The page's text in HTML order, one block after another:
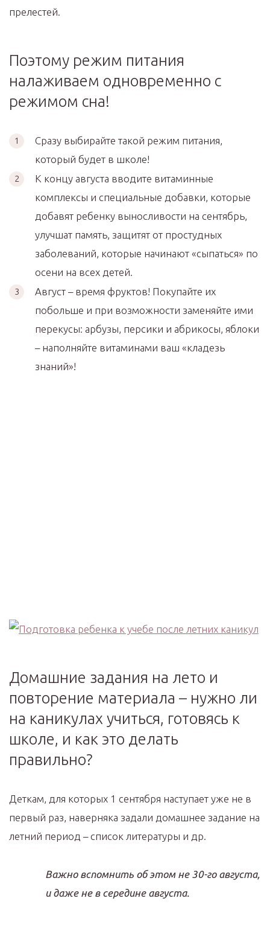
прелестей.
Поэтому режим питания
налаживаем одновременно с
режимом сна!
Сразу выбирайте такой режим питания,
который будет в школе!
К концу августа вводите витаминные
комплексы и специальные добавки, которые
добавят ребенку выносливости на сентябрь,
улучшат память, защитят от простудных
заболеваний, которые начинают «сыпаться» по
осени на всех детей.
Август – время фруктов! Покупайте их
побольше и при возможности заменяйте ими
перекусы: арбузы, персики и абрикосы, яблоки
– наполняйте витаминами ваш «кладезь
знаний»!
Домашние задания на лето и
повторение материала – нужно ли
на каникулах учиться, готовясь к
школе, и как это делать
правильно?
Деткам, для которых 1 сентября наступает уже не в
первый раз, наверняка задали домашнее задание на
летний период – список литературы и др.
Важно вспомнить об этом не 30-го августа,
и даже не в середине августа.